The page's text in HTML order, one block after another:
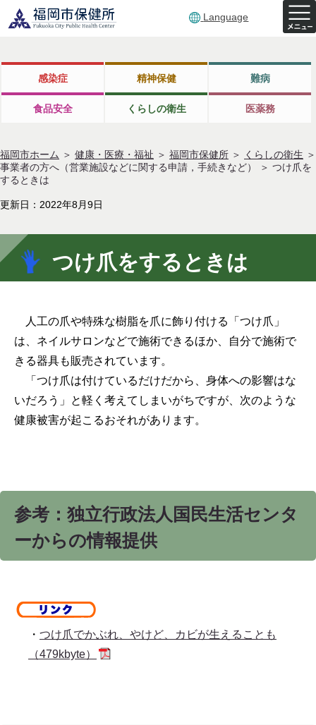
Language
感染症 精神保健 難病
食品安全 くらしの衛生 医薬務
福岡市ホーム ＞ 健康・医療・福祉 ＞ 福岡市保健所 ＞ くらしの衛生 ＞
事業者の方へ（営業施設などに関する申請，手続きなど）
＞ つけ爪を
するときは
更新日：2022年8月9日
つけ爪をするときは
人工の爪や特殊な樹脂を爪に飾り付ける「つけ爪」
は、ネイルサロンなどで施術できるほか、自分で施術で
きる器具も販売されています。
「つけ爪は付けているだけだから、身体への影響はな
いだろう」と軽く考えてしまいがちですが、次のような
健康被害が起こるおそれがあります。
参考：独立行政法人国民生活センタ
ーからの情報提供
・ つけ爪でかぶれ、やけど、カビが生えることも
（479kbyte）